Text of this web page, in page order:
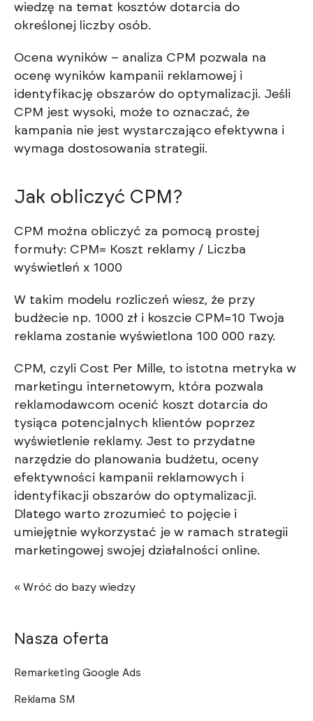
wiedzę na temat kosztów dotarcia do
określonej liczby osób.
Ocena wyników – analiza CPM pozwala na
ocenę wyników kampanii reklamowej i
identyfikację obszarów do optymalizacji. Jeśli
CPM jest wysoki, może to oznaczać, że
kampania nie jest wystarczająco efektywna i
wymaga dostosowania strategii.
Jak obliczyć CPM?
CPM można obliczyć za pomocą prostej
formuły: CPM= Koszt reklamy / Liczba
wyświetleń x 1000
W takim modelu rozliczeń wiesz, że przy
budżecie np. 1000 zł i koszcie CPM=10 Twoja
reklama zostanie wyświetlona 100 000 razy.
CPM, czyli Cost Per Mille, to istotna metryka w
marketingu internetowym, która pozwala
reklamodawcom ocenić koszt dotarcia do
tysiąca potencjalnych klientów poprzez
wyświetlenie reklamy. Jest to przydatne
narzędzie do planowania budżetu, oceny
efektywności kampanii reklamowych i
identyfikacji obszarów do optymalizacji.
Dlatego warto zrozumieć to pojęcie i
umiejętnie wykorzystać je w ramach strategii
marketingowej swojej działalności online.
« Wróć do bazy wiedzy
Nasza oferta
Remarketing Google Ads
Reklama SM